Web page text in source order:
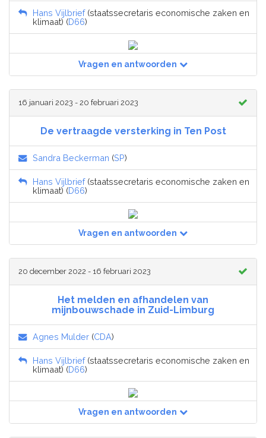
Hans Vijlbrief(staatssecretaris economische zaken en
klimaat) (D66)
Vragen en antwoorden
16 januari 2023 - 20 februari 2023
De vertraagde versterking in Ten Post
Sandra Beckerman (SP)
Hans Vijlbrief(staatssecretaris economische zaken en
klimaat) (D66)
Vragen en antwoorden
20 december 2022 - 16 februari 2023
Het melden en afhandelen van
mijnbouwschade in Zuid-Limburg
Agnes Mulder (CDA)
Hans Vijlbrief(staatssecretaris economische zaken en
klimaat) (D66)
Vragen en antwoorden